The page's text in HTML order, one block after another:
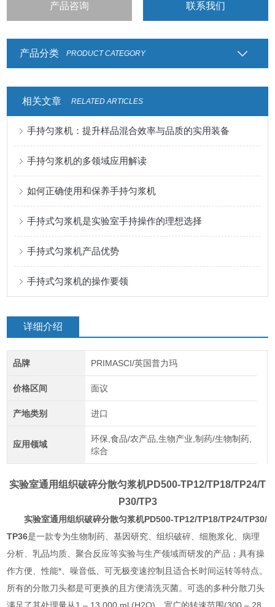
产品咨询 联系我们
产品分类 PRODUCT CATEGORY
相关文章 RELATED ARTICLES
手持匀浆机：提升样品混合效率与品质的实用装备
手持匀浆机的多领域应用解读
如何正确使用和保养手持匀浆机
手持式匀浆机是实验室手持操作的理想选择
手持式匀浆机产品优势
手持式匀浆机的操作要领
详细介绍
品牌 PRIMASCI/英国普力玛
价格区间 面议
产地类别 进口
应用领域
环保,食品/农产品,生物产业,制药/生物制药,
综合
实验室通用组织破碎分散匀浆机PD500-TP12/TP18/TP24/T
P30/TP3
实验室通用组织破碎分散匀浆机PD500-TP12/TP18/TP24/TP30/
TP36是一款专为生物制药、基因研究、组织破碎、细胞浆化、病理
分析、乳品均质、聚合反应等实验与生产领域而研发的产品；具有操
作方便、性能*、噪音低、可无极变速控制且适合长时间运转等特点。
所有的分散刀头都是可更换的且方便清洗灭菌。可选的多种分散刀头